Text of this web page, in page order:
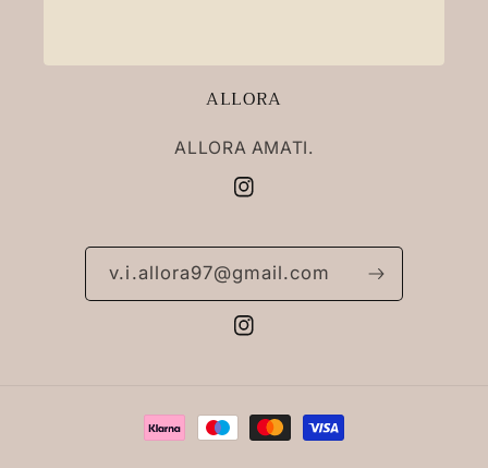
ALLORA
ALLORA AMATI.
Instagram
v.i.allora97@gmail.com
Instagram
Metodi
di